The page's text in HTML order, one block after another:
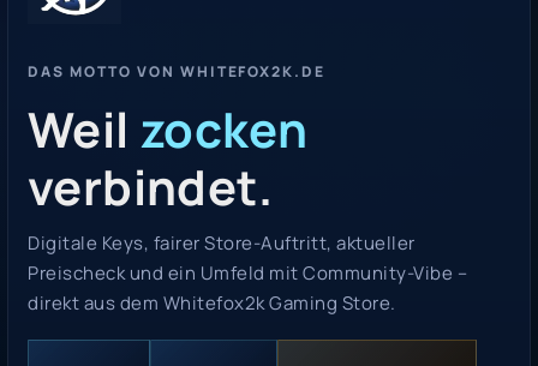
DAS MOTTO VON WHITEFOX2K.DE
Weil zocken
verbindet.
Digitale Keys, fairer Store-Auftritt, aktueller
Preischeck und ein Umfeld mit Community-Vibe –
direkt aus dem Whitefox2k Gaming Store.